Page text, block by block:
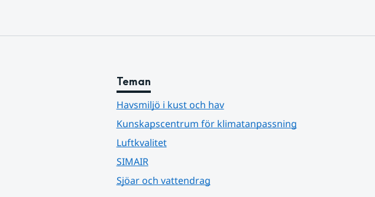
Teman
Havsmiljö i kust och hav
Kunskapscentrum för klimatanpassning
Luftkvalitet
SIMAIR
Sjöar och vattendrag